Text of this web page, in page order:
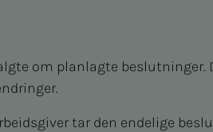
om planlagte beslutninger.
tar den endelige